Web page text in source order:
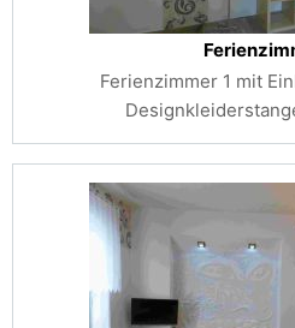
Ferienzimmer 1 mit